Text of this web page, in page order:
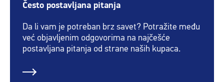
Često postavljana pitanja
Da li vam je potreban brz savet? Potražite među
već objavljenim odgovorima na najčešće
postavljana pitanja od strane naših kupaca.